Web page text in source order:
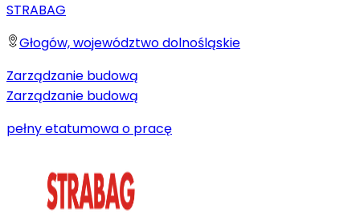
STRABAG
Głogów, województwo dolnośląskie
Zarządzanie budową
Zarządzanie budową
pełny etatumowa o pracę